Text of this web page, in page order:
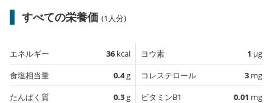
すべての栄養価 (1人分)
エネルギー 36 kcal
食塩相当量
0.4g
たんぱく質
0.3g
ヨウ素 1 µg
コレステロール
3 mg
ビタミンB1
0.01 mg